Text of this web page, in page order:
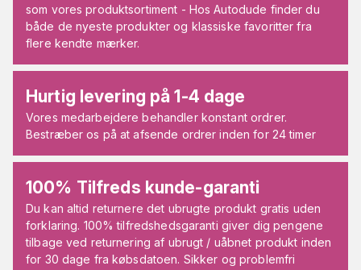
som vores produktsortiment - Hos Autodude finder du
både de nyeste produkter og klassiske favoritter fra
flere kendte mærker.
Hurtig levering på 1-4 dage
Vores medarbejdere behandler konstant ordrer.
Bestræber os på at afsende ordrer inden for 24 timer
100% Tilfreds kunde-garanti
Du kan altid returnere det ubrugte produkt gratis uden
forklaring. 100% tilfredshedsgaranti giver dig pengene
tilbage ved returnering af ubrugt / uåbnet produkt inden
for 30 dage fra købsdatoen. Sikker og problemfri